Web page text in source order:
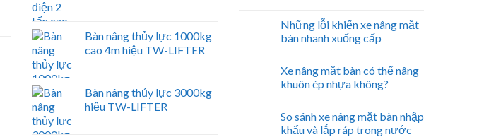
Bàn nâng thủy lực 1000kg
cao 4m hiệu TW-LIFTER
Bàn nâng thủy lực 3000kg
hiệu TW-LIFTER
Những lỗi khiến xe nâng mặt
bàn nhanh xuống cấp
Xe nâng mặt bàn có thể nâng
khuôn ép nhựa không?
So sánh xe nâng mặt bàn nhập
khẩu và lắp ráp trong nước